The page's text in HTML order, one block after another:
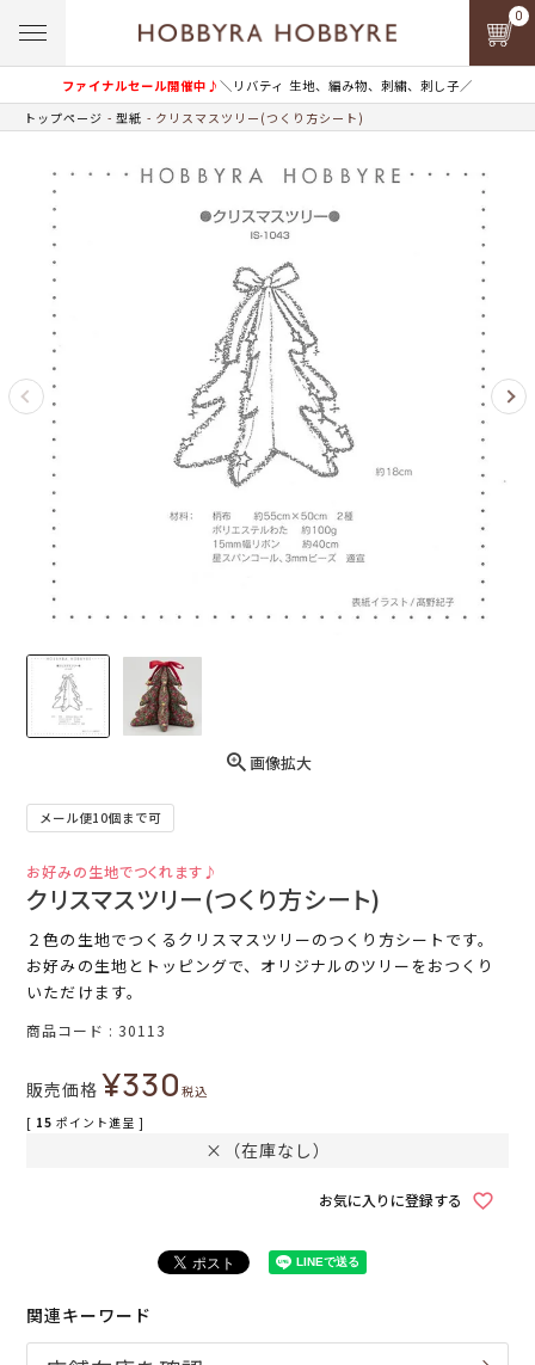
ファイナルセール開催中♪＼リバティ 生地、編み物、刺繍、刺し子／
0
トップページ 型紙 クリスマスツリー(つくり方シート)
画像拡大
メール便10個まで可
お好みの生地でつくれます♪
クリスマスツリー(つくり方シート)
２色の生地でつくるクリスマスツリーのつくり方シートです。
お好みの生地とトッピングで、オリジナルのツリーをおつくり
いただけます。
商品コード 30113
販売価格 ¥330税込
[ 15 ポイント進呈 ]
×（在庫なし）
お気に入りに登録する
関連キーワード